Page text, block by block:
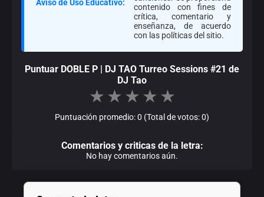
Aviso de Uso Educativo:
contenido con fines de
crítica, comentario y
enseñanza, de acuerdo
con las políticas del sitio.
Puntuar DOBLE P | DJ TAO Turreo Sessions #21 de
DJ Tao
★ ★ ★ ★ ★
Puntuación promedio: 0 (Total de votos: 0)
Comentarios y criticas de la letra:
No hay comentarios aún.